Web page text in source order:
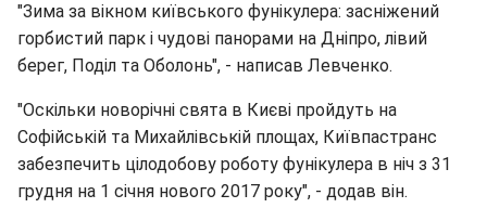
"Зима за вікном київського фунікулера: засніжений
горбистий парк і чудові панорами на Дніпро, лівий
берег, Поділ та Оболонь", - написав Левченко.
"Оскільки новорічні свята в Києві пройдуть на
Софійській та Михайлівській площах, Київпастранс
забезпечить цілодобову роботу фунікулера в ніч з 31
грудня на 1 січня нового 2017 року", - додав він.